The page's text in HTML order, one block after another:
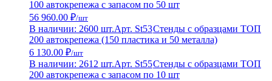
100 автокрепежа с запасом по 50 шт
56 960.00 ₽/шт
В наличии: 2600 шт.Арт. St53Стенды с образцами ТОП
200 автокрепежа (150 пластика и 50 металла)
6 130.00 ₽/шт
В наличии: 2612 шт.Арт. St55Стенды с образцами ТОП
200 автокрепежа с запасом по 10 шт